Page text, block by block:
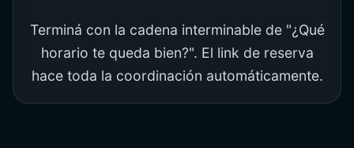
Terminá con la cadena interminable de "¿Qué
horario te queda bien?". El link de reserva
hace toda la coordinación automáticamente.